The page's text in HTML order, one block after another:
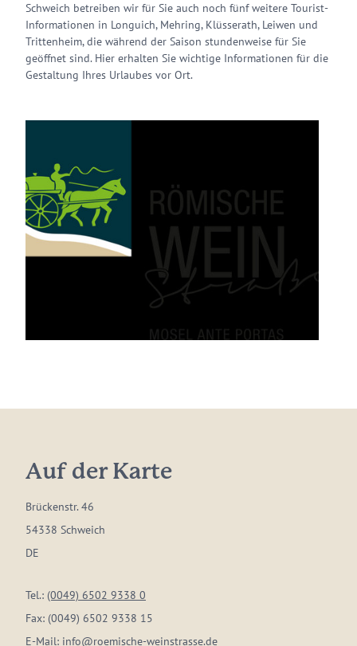
Schweich betreiben wir für Sie auch noch fünf weitere Tourist-
Informationen in Longuich, Mehring, Klüsserath, Leiwen und
Trittenheim, die während der Saison stundenweise für Sie
geöffnet sind. Hier erhalten Sie wichtige Informationen für die
Gestaltung Ihres Urlaubes vor Ort.
Auf der Karte
Brückenstr. 46
54338 Schweich
DE
Tel.: (0049) 6502 9338 0
Fax: (0049) 6502 9338 15
E-Mail: info@roemische-weinstrasse.de